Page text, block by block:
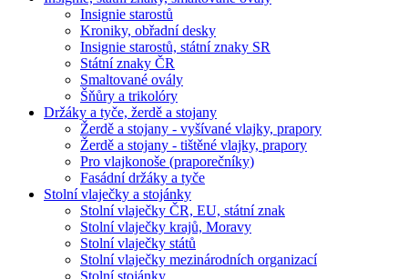
Insignie starostů
Kroniky, obřadní desky
Insignie starostů, státní znaky SR
Státní znaky ČR
Smaltované ovály
Šňůry a trikolóry
Držáky a tyče, žerdě a stojany
Žerdě a stojany - vyšívané vlajky, prapory
Žerdě a stojany - tištěné vlajky, prapory
Pro vlajkonoše (praporečníky)
Fasádní držáky a tyče
Stolní vlaječky a stojánky
Stolní vlaječky ČR, EU, státní znak
Stolní vlaječky krajů, Moravy
Stolní vlaječky států
Stolní vlaječky mezinárodních organizací